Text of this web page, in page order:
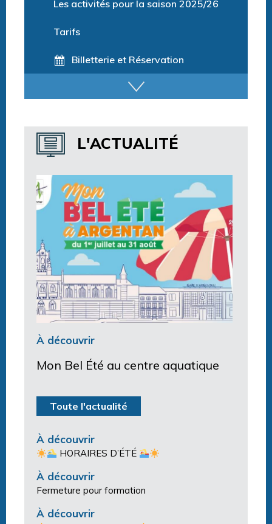
Billetterie et Réservation
Horaires espace détente
Horaires centre aquatique
L'ACTUALITÉ
À découvrir
Mon Bel Été au centre aquatique
Toute l'actualité
À découvrir
HORAIRES D’ÉTÉ
À découvrir
Fermeture pour formation
À découvrir